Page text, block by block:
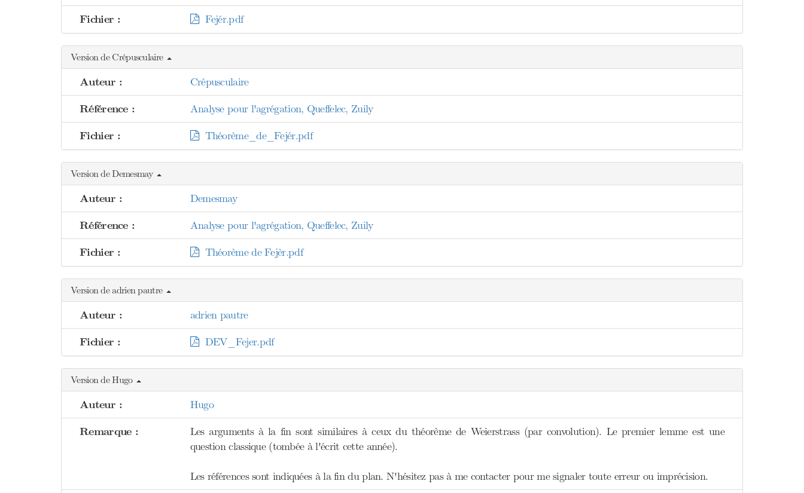
Fichier : Fejér.pdf
Version de Crépusculaire
Auteur : Crépusculaire
Référence : Analyse pour l'agrégation, Queffelec, Zuily
Fichier : Théorème_de_Fejér.pdf
Version de Demesmay
Auteur : Demesmay
Référence : Analyse pour l'agrégation, Queffelec, Zuily
Fichier : Théorème de Fejèr.pdf
Version de adrien pautre
Auteur : adrien pautre
Fichier : DEV_Fejer.pdf
Version de Hugo
Auteur : Hugo
Remarque :
Les arguments à la fin sont similaires à ceux du théorème de Weierstrass (par convolution). Le premier lemme est une
question classique (tombée à l'écrit cette année).
Les références sont indiquées à la fin du plan. N'hésitez pas à me contacter pour me signaler toute erreur ou imprécision.